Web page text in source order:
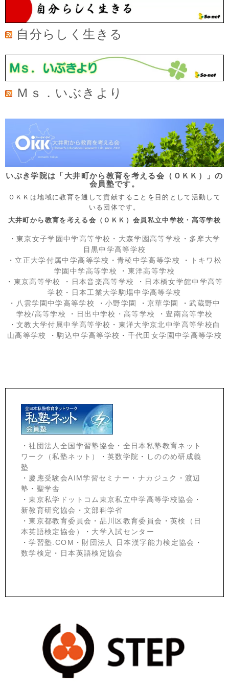
自分らしく生きる
Ｍｓ．いぶきより
いぶき学院は「大井町から教育を考える会（ＯＫＫ）」の
会員塾です。
ＯＫＫは地域に教育を通して貢献することを目的として活動して
いる団体です。
大井町から教育を考える会（ＯＫＫ）会員私立中学校・高等学校
・ 東京女子学園中学高等学校 ・ 大森学園高等学校 ・ 多摩大学
目黒中学高等学校
・ 立正大学付属中学高等学校 ・ 青稜中学高等学校 ・
トキワ松
学園中学高等学校
・ 東洋高等学校
・ 東京高等学校 ・ 日本音楽高等学校 ・ 日本橋女学館中学高等
学校 ・
日本工業大学駒場中学高等学校
・ 八雲学園中学高等学校 ・ 小野学園 ・京華学園 ・武蔵野中
学校/高等学校
・ 日出中学校 ・高等学校 ・ 豊南高等学校
・ 文教大学付属中学高等学校 ・ 東洋大学京北中学高等学校白
山高等学校
・駒込中学高等学校 ・ 千代田女学園中学高等学校
・社団法人全国学習塾協会 ・ 全日本私塾教育ネット
ワーク（私塾ネット）
・ 英数学院 ・
しののめ研成義
塾
・ 慶應受験会AIM学習セミナー ・ ナカジュク ・ 渡辺
塾 ・ 聖学舎
・東京私学ドットコム東京私立中学高等学校協会 ・
新教育研究協会 ・ 文部科学省
・東京都教育委員会 ・ 品川区教育委員会 ・ 英検（日
本英語検定協会）
・ 大学入試センター
・学習塾.COM ・ 財団法人 日本漢字能力検定協会 ・
数学検定 ・ 日本英語検定協会